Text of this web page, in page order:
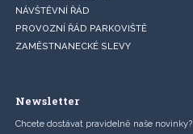
NÁVŠTĚVNÍ ŘÁD
PROVOZNÍ ŘÁD PARKOVIŠTĚ
ZAMĚSTNANECKÉ SLEVY
Newsletter
Chcete dostávat pravidelně naše novinky?